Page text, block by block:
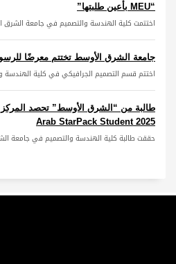
“MEU بأعين طلبتها”
اختتمت كلية الهندسة والتصميم في جامعة الشرق
جامعة الشرق الأوسط تختتم معرضًا
اختتم قسم التصميم الجرافيكي في كلية الهندسة
طالبة من “الشرق الأوسط” تحصد المركز
Arab StarPack Student 2025
حققت طالبة كلية الهندسة والتصميم في جامعة